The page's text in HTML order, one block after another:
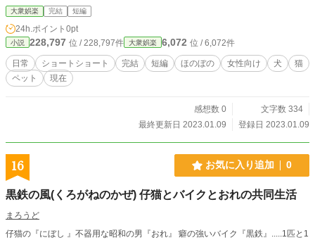
大衆娯楽 完結 短編
24h.ポイント 0pt
小説 228,797 位 / 228,797件 大衆娯楽 6,072 位 / 6,072件
日常 ショートショート 完結 短編 ほのぼの 女性向け 犬
猫
ペット
現在
感想数 0
文字数 334
最終更新日 2023.01.09
登録日 2023.01.09
16 お気に入り追加 0
黒鉄の風(くろがねのかぜ) 仔猫とバイクとおれの共同生活
まろうど
仔猫の『にぼし 』不器用な昭和の男『おれ』 癖の強いバイク『黒鉄』.....1匹と1